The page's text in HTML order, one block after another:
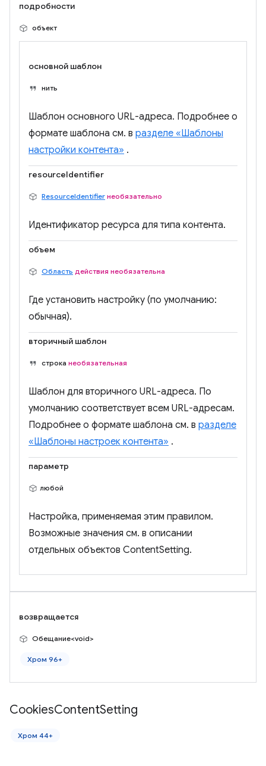
подробности
объект
основной шаблон
нить
Шаблон основного URL-адреса. Подробнее о
формате шаблона см. в разделе «Шаблоны
настройки контента» .
resourceIdentifier
ResourceIdentifier необязательно
Идентификатор ресурса для типа контента.
объем
Область действия необязательна
Где установить настройку (по умолчанию:
обычная).
вторичный шаблон
строка необязательная
Шаблон для вторичного URL-адреса. По
умолчанию соответствует всем URL-адресам.
Подробнее о формате шаблона см. в разделе
«Шаблоны настроек контента» .
параметр
любой
Настройка, применяемая этим правилом.
Возможные значения см. в описании
отдельных объектов ContentSetting.
возвращается
Обещание<void>
Хром 96+
CookiesContentSetting
Хром 44+